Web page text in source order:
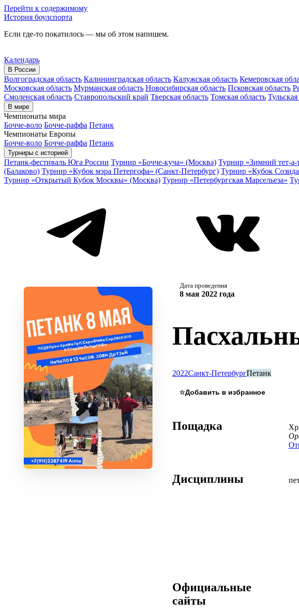
Перейти к содержимому
История боулспорта
Если где-то покатилось — мы об этом напишем.
Календарь
В России
Волгоградская область Калининградская область Калужская область Кемеровская
Московская область Мурманская область Новосибирская область Псковская область
Смоленская область Ставропольский край Тверская область Томская область
В мире
Чемпионаты мира
Бочче-воло Бочче-раффа Петанк
Чемпионаты Европы
Бочче-воло Бочче-раффа Петанк
Турниры с историей
Петанк-фестиваль Юга России Турнир «Бочче-куча» (Москва) Турнир «Зимний тет-а-
(Балаково) Турнир «Кубок мэра Петергофа» (Санкт-Петербург) Турнир «Кубок
Турнир «Открытый Кубок Москвы» (Москва) Турнир «Петербургская Марсельеза»
Дата проведения
8 мая 2022 года
2022Санкт-ПетербургПетанк
☆
Пощадка
Дисциплины
Официальные
сайты